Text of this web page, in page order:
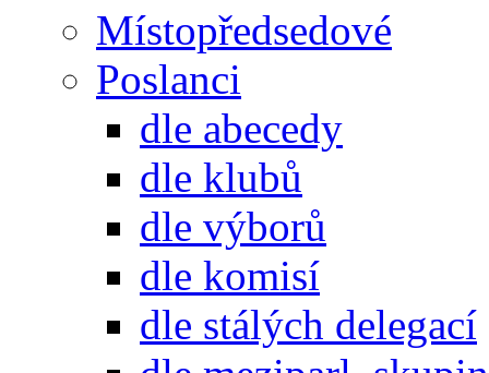
Místopředsedové
Poslanci
dle abecedy
dle klubů
dle výborů
dle komisí
dle stálých delegací